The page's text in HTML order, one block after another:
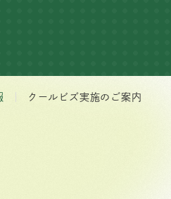
クールビズ実施のご案内